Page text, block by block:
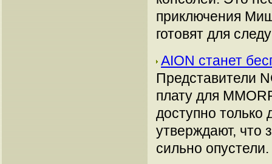
приключения
готовят для
AION станет
Представители
плату для
доступно только
утверждают, что
сильно